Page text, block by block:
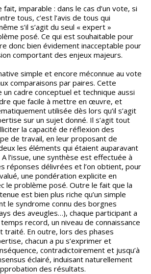
imparable : dans le cas d’un vote, si
tous, c’est l’avis de tous qui
s’il s’agit du seul « expert »
posé. Ce qui est souhaitable pour
donc bien évidement inacceptable pour
comportant des enjeux majeurs.
simple et encore méconnue au vote
comparaisons par paires. Cette
cadre conceptuel et technique aussi
que facile à mettre en œuvre, et
utilisée dès lors qu’il s’agit
sur un sujet donné. Il s’agit tout
la capacité de réflexion des
de travail, en leur proposant de
les éléments qui étaient auparavant
l’issue, une synthèse est effectuée à
réponses délivrées et l’on obtient, pour
une pondération explicite en
le problème posé. Outre le fait que la
est bien plus riche qu’un simple
le syndrome connu des borgnes
des aveugles…), chaque participant a
record, un niveau de connaissance
traité. En outre, lors des phases
chacun a pu s’exprimer et
contradictoirement et jusqu’à
éclairé, induisant naturellement
des résultats.